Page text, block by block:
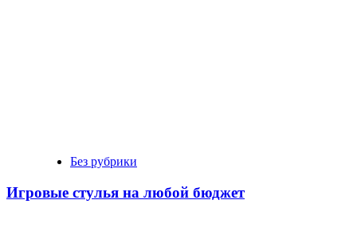
Без рубрики
Игровые стулья на любой бюджет